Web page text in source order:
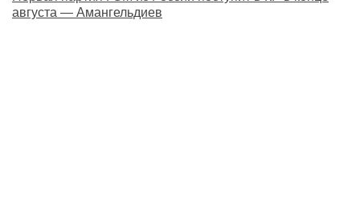
августа — Амангельдиев